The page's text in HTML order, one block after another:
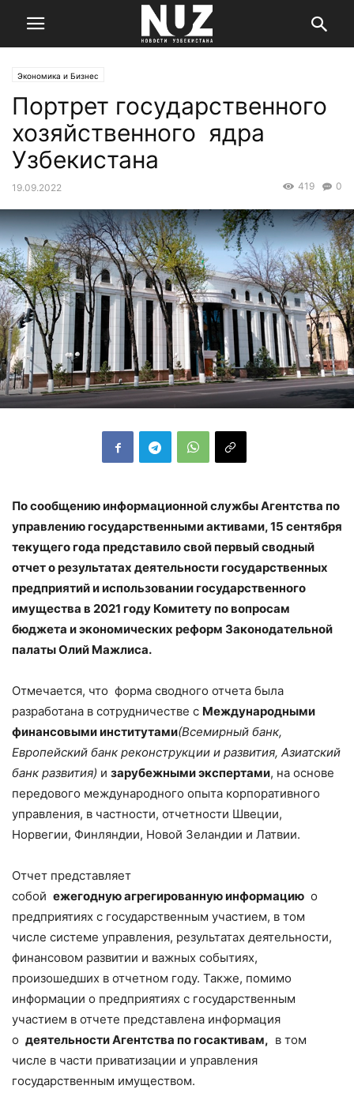
Экономика и Бизнес
Портрет государственного
хозяйственного ядра
Узбекистана
19.09.2022 0
419
По сообщению информационной службы Агентства по
управлению государственными активами, 15 сентября
текущего года представило свойпервыйсводный
отчето результатах деятельности государственных
предприятий и использовании государственного
имущества в 2021 году Комитету по вопросам
бюджета и экономических реформ Законодательной
палаты Олий Мажлиса.
Отмечается, что форма сводного отчета была
разработана в сотрудничестве с Международными
финансовыми институтами(Всемирный банк,
Европейский банк реконструкции и развития, Азиатский
банк развития) и зарубежными экспертами, на основе
передового международного опыта корпоративного
управления, в частности, отчетности Швеции,
Норвегии, Финляндии, Новой Зеландии и Латвии.
Отчет представляет
собой ежегодную агрегированную информацию о
предприятиях с государственным участием, в том
числе системе управления, результатах деятельности,
финансовом развитии и важных событиях,
произошедших в отчетном году. Также, помимо
информации о предприятиях с государственным
участием в отчете представлена информация
о деятельности Агентства по госактивам, в том
числе в части приватизации и управления
государственным имуществом.